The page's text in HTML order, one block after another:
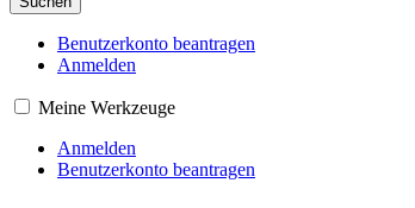
Benutzerkonto beantragen
Anmelden
Meine Werkzeuge
Anmelden
Benutzerkonto beantragen